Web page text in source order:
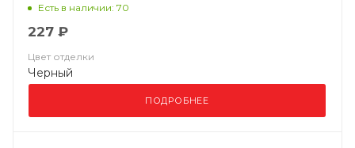
Есть в наличии: 70
227 ₽
Цвет отделки
Черный
ПОДРОБНЕЕ